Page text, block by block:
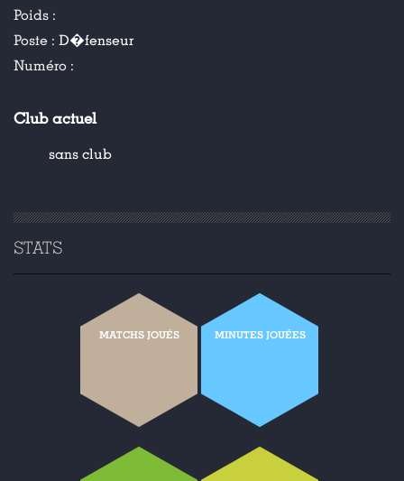
Poids :
Poste : D�fenseur
Numéro :
Club actuel
sans club
STATS
MATCHS JOUÉS MINUTES JOUÉES